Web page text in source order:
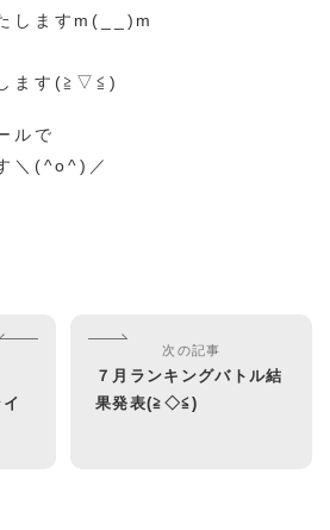
しますm(__)m
ます(≧▽≦)
ルで
＼(^o^)／
次の記事
７月ランキングバトル結
果発表(≧◇≦)